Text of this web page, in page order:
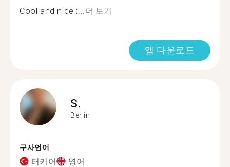
Cool and nice :...더 보기
앱 다운로드
S.
Berlin
구사언어
터키어 영어